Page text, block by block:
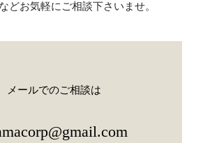
どお気軽にご相談下さいませ。
メールでのご相談は